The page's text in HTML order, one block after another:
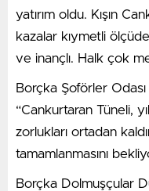
yatırım oldu. Kışın
kazalar kıymetli
ve inançlı. Halk çok
Borçka Şoförler
“Cankurtaran Tüneli,
zorlukları ortadan
tamamlanmasını
Borçka Dolmuşçular